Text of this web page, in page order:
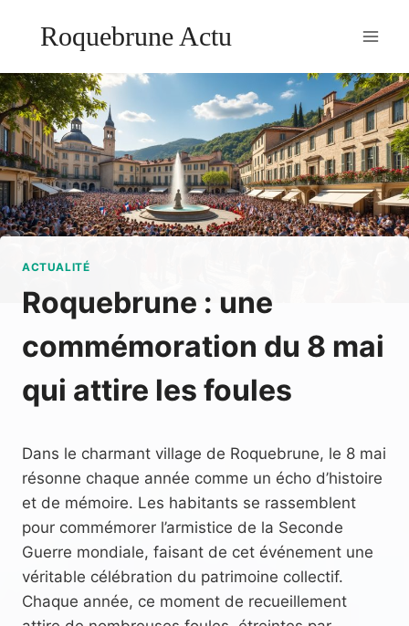
Roquebrune Actu
ACTUALITÉ
Roquebrune : une
commémoration du 8 mai
qui attire les foules
Dans le charmant village de Roquebrune, le 8 mai
résonne chaque année comme un écho d’histoire
et de mémoire. Les habitants se rassemblent
pour commémorer l’armistice de la Seconde
Guerre mondiale, faisant de cet événement une
véritable célébration du patrimoine collectif.
Chaque année, ce moment de recueillement